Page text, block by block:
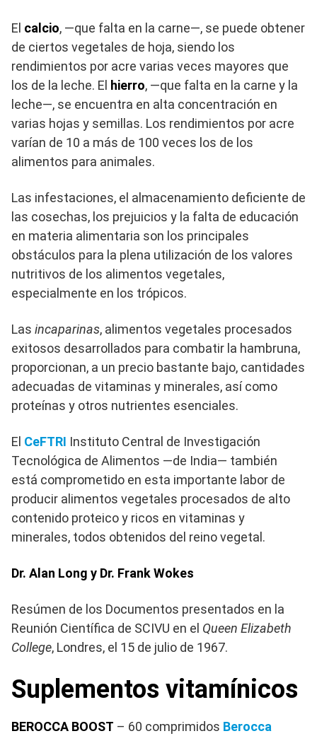
El calcio, —que falta en la carne—, se puede obtener
de ciertos vegetales de hoja, siendo los
rendimientos por acre varias veces mayores que
los de la leche. El hierro, —que falta en la carne y la
leche—, se encuentra en alta concentración en
varias hojas y semillas. Los rendimientos por acre
varían de 10 a más de 100 veces los de los
alimentos para animales.
Las infestaciones, el almacenamiento deficiente de
las cosechas, los prejuicios y la falta de educación
en materia alimentaria son los principales
obstáculos para la plena utilización de los valores
nutritivos de los alimentos vegetales,
especialmente en los trópicos.
Las incaparinas, alimentos vegetales procesados
exitosos desarrollados para combatir la hambruna,
proporcionan, a un precio bastante bajo, cantidades
adecuadas de vitaminas y minerales, así como
proteínas y otros nutrientes esenciales.
El CeFTRI Instituto Central de Investigación
Tecnológica de Alimentos —de India— también
está comprometido en esta importante labor de
producir alimentos vegetales procesados de alto
contenido proteico y ricos en vitaminas y
minerales, todos obtenidos del reino vegetal.
Dr. Alan Long y Dr. Frank Wokes
Resúmen de los Documentos presentados en la
Reunión Científica de SCIVU en el Queen Elizabeth
College, Londres, el 15 de julio de 1967.
Suplementos vitamínicos
BEROCCA BOOST – 60 comprimidos Berocca